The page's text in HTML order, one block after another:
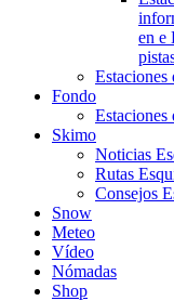
en e
Estaciones
Fondo
Estaciones
Skimo
Noticias
Rutas
Consejos
Snow
Meteo
Vídeo
Nómadas
Shop